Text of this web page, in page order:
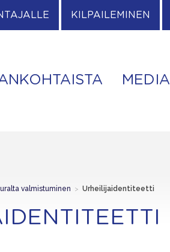
KILPAILEMINEN
MEDIA
valmistuminen > Urheilijaidentiteetti